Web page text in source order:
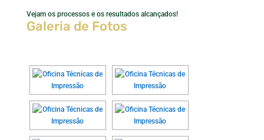
Vejam os processos e os resultados alcançados!
Galeria de Fotos